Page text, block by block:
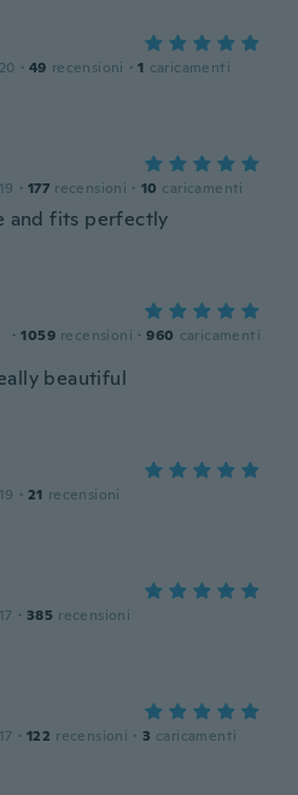
· 49 recensioni · 1 caricamenti
· 177 recensioni · 10 caricamenti
and fits perfectly
· 1059 recensioni · 960 caricamenti
beautiful
· 21 recensioni
· 385 recensioni
· 122 recensioni · 3 caricamenti